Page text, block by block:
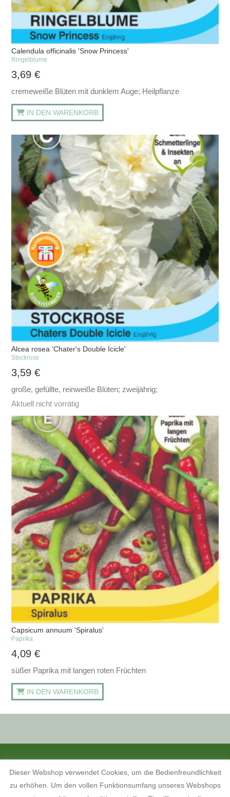
Calendula officinalis 'Snow Princess'
Ringelblume
3,69€
cremeweiße Blüten mit dunklem Auge; Heilpflanze
IN DEN WARENKORB
Alcea rosea 'Chater's Double Icicle'
Stockrose
3,59€
große, gefüllte, reinweiße Blüten; zweijährig;
Aktuell nicht vorrätig
Capsicum annuum 'Spiralus'
Paprika
4,09€
süßer Paprika mit langen roten Früchten
IN DEN WARENKORB
KONTAKT, ÖFFNUNGSZEITEN UND ANFAHRTSBESCHREIBUNG
Dieser Webshop verwendet Cookies, um die Bedienfreundlichkeit
zu erhöhen. Um den vollen Funktionsumfang unseres Webshops